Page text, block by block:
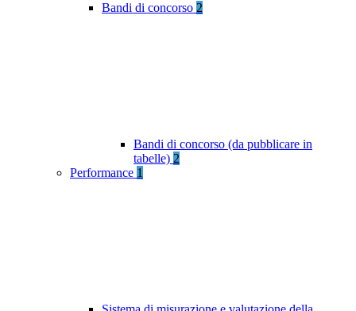
Bandi di concorso 2
Bandi di concorso (da pubblicare in
tabelle) 2
Performance 1